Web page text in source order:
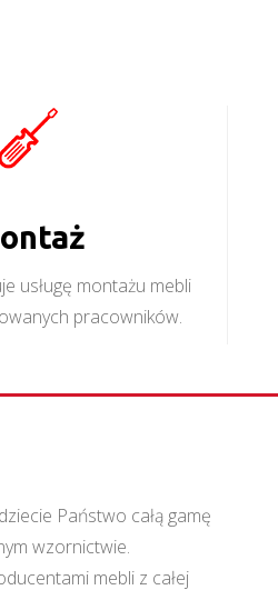
usługę montażu mebli
pracowników.
Państwo całą gamę
wzornictwie.
mebli z całej